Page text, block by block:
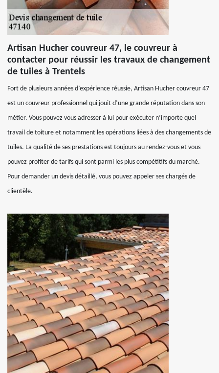
Artisan Hucher couvreur 47, le couvreur à
contacter pour réussir les travaux de changement
de tuiles à Trentels
Fort de plusieurs années d’expérience réussie, Artisan Hucher couvreur 47
est un couvreur professionnel qui jouit d’une grande réputation dans son
métier. Vous pouvez vous adresser à lui pour exécuter n’importe quel
travail de toiture et notamment les opérations liées à des changements de
tuiles. La qualité de ses prestations est toujours au rendez-vous et vous
pouvez profiter de tarifs qui sont parmi les plus compétitifs du marché.
Pour demander un devis détaillé, vous pouvez appeler ses chargés de
clientèle.